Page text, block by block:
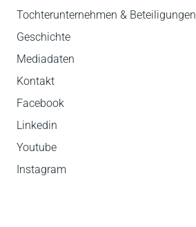
Tochterunternehmen & Beteiligungen
Geschichte
Mediadaten
Kontakt
Facebook
Linkedin
Youtube
Instagram